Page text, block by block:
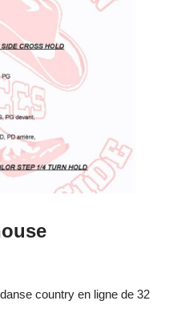
country en ligne de 32